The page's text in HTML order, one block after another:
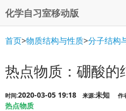
化学自习室移动版
首页>物质结构与性质>分子结构
热点物质：硼酸的
时间:2020-03-05 19:18 来源:未知 作
热点物质